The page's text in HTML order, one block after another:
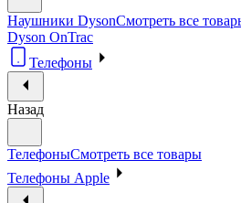
Наушники DysonСмотреть все
Dyson OnTrac
Телефоны
Назад
ТелефоныСмотреть все товары
Телефоны Apple